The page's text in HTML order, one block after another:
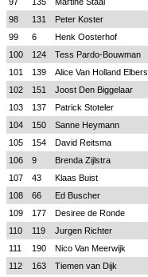
98
131 Peter Koster
99
6 Henk Oosterhof
100
124 Tess Pardo-Bouwman
101
139 Alice Van Holland Elbers
102
151 Joost Den Biggelaar
103
137 Patrick Stoteler
104
150 Sanne Heymann
105
154 David Reitsma
106
9 Brenda Zijlstra
107
43 Klaas Buist
108
66 Ed Buscher
109
177 Desiree de Ronde
110
119 Jurgen Richter
111
190 Nico Van Meerwijk
112
163 Tiemen van Dijk